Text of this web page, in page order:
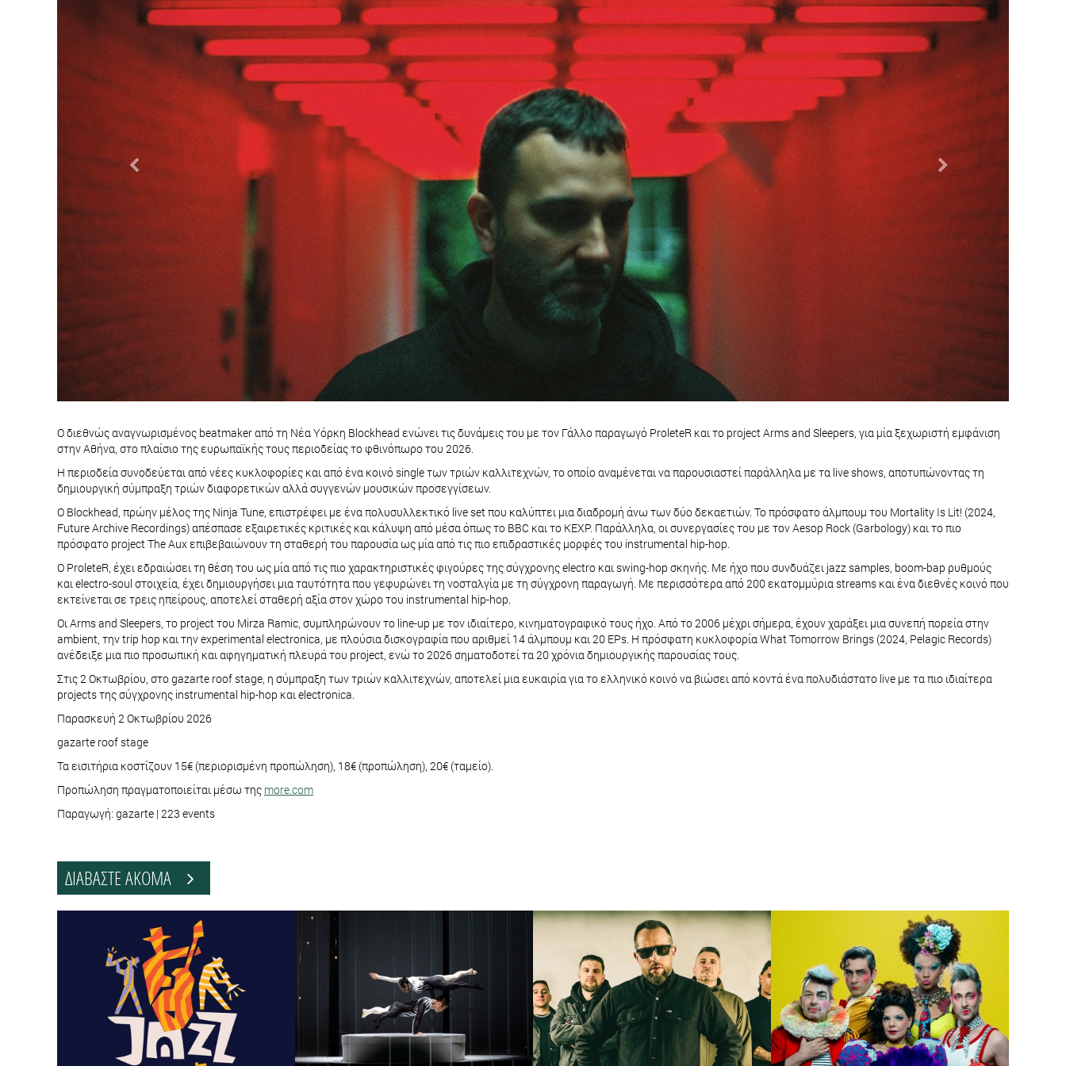
Ο διεθνώς αναγνωρισμένος beatmaker από τη Νέα Υόρκη Blockhead ενώνει τις δυνάμεις του με τον Γάλλο παραγωγό ProleteR και το project Arms and Sleepers, για μία ξεχωριστή εμφάνιση
στην Αθήνα, στο πλαίσιο της ευρωπαϊκής τους περιοδείας το φθινόπωρο του 2026.
Η περιοδεία συνοδεύεται από νέες κυκλοφορίες και από ένα κοινό single των τριών καλλιτεχνών, το οποίο αναμένεται να παρουσιαστεί παράλληλα με τα live shows, αποτυπώνοντας τη
δημιουργική σύμπραξη τριών διαφορετικών αλλά συγγενών μουσικών προσεγγίσεων.
Ο Blockhead, πρώην μέλος της Ninja Tune, επιστρέφει με ένα πολυσυλλεκτικό live set που καλύπτει μια διαδρομή άνω των δύο δεκαετιών. Το πρόσφατο άλμπουμ του Mortality Is Lit! (2024,
Future Archive Recordings) απέσπασε εξαιρετικές κριτικές και κάλυψη από μέσα όπως το BBC και το KEXP. Παράλληλα, οι συνεργασίες του με τον Aesop Rock (Garbology) και το πιο
πρόσφατο project The Aux επιβεβαιώνουν τη σταθερή του παρουσία ως μία από τις πιο επιδραστικές μορφές του instrumental hip-hop.
Ο ProleteR, έχει εδραιώσει τη θέση του ως μία από τις πιο χαρακτηριστικές φιγούρες της σύγχρονης electro και swing-hop σκηνής. Με ήχο που συνδυάζει jazz samples, boom-bap ρυθμούς
και electro-soul στοιχεία, έχει δημιουργήσει μια ταυτότητα που γεφυρώνει τη νοσταλγία με τη σύγχρονη παραγωγή. Με περισσότερα από 200 εκατομμύρια streams και ένα διεθνές κοινό που
εκτείνεται σε τρεις ηπείρους, αποτελεί σταθερή αξία στον χώρο του instrumental hip-hop.
Οι Arms and Sleepers, το project του Mirza Ramic, συμπληρώνουν το line-up με τον ιδιαίτερο, κινηματογραφικό τους ήχο. Από το 2006 μέχρι σήμερα, έχουν χαράξει μια συνεπή πορεία στην
ambient, την trip hop και την experimental electronica, με πλούσια δισκογραφία που αριθμεί 14 άλμπουμ και 20 EPs. Η πρόσφατη κυκλοφορία What Tomorrow Brings (2024, Pelagic Records)
ανέδειξε μια πιο προσωπική και αφηγηματική πλευρά του project, ενώ το 2026 σηματοδοτεί τα 20 χρόνια δημιουργικής παρουσίας τους.
Στις 2 Οκτωβρίου, στο gazarte roof stage, η σύμπραξη των τριών καλλιτεχνών, αποτελεί μια ευκαιρία για το ελληνικό κοινό να βιώσει από κοντά ένα πολυδιάστατο live με τα πιο ιδιαίτερα
projects της σύγχρονης instrumental hip-hop και electronica.
Παρασκευή 2 Οκτωβρίου 2026
gazarte roof stage
Τα εισιτήρια κοστίζουν 15€ (περιορισμένη προπώληση), 18€ (προπώληση), 20€ (ταμείο).
Προπώληση πραγματοποιείται μέσω της more.com
Παραγωγή: gazarte | 223 events
ΔΙΑΒΑΣΤΕ ΑΚΟΜΑ